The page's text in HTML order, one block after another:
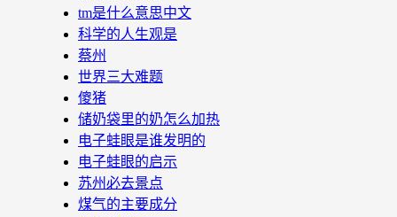
tm是什么意思中文
科学的人生观是
蔡州
世界三大难题
傻猪
储奶袋里的奶怎么加热
电子蛙眼是谁发明的
电子蛙眼的启示
苏州必去景点
煤气的主要成分